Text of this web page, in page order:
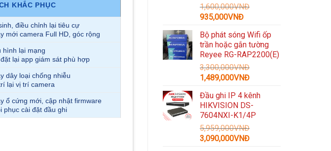
KHẮC PHỤC
điều chỉnh lại tiêu cự
mới camera Full HD, góc rộng
hình lại mạng
lại app giám sát phù hợp
dây loại chống nhiễu
lại vị trí camera
ổ cứng mới, cập nhật firmware
phục cài đặt đầu ghi
1,600,000VNĐ
Giá
là:
1,600,000VNĐ.
935,000VNĐGiá
tại
là:
935,000VNĐ.
Bộ phát sóng Wifi ốp
trần hoặc gắn tường
Reyee RG-RAP2200(E)
3,300,000VNĐ
Giá
là:
3,300,000VNĐ.
1,489,000VNĐGiá
tại
là:
1,489,000VNĐ.
Đầu ghi IP 4 kênh
HIKVISION DS-
7604NXI-K1/4P
5,959,000VNĐ
Giá
3,090,000VNĐGiá